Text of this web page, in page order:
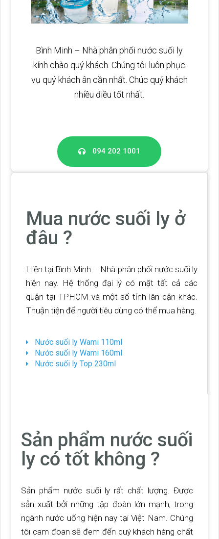
Bình Minh – Nhà phân phối nước suối ly
kính chào quý khách. Chúng tôi luôn phục
vụ quý khách ân cần nhất. Chúc quý khách
nhiều điều tốt nhất.
094 202 1001
Mua nước suối ly ở
đâu ?
Hiện tại Bình Minh – Nhà phân phối nước suối ly
hiện nay. Hệ thống đại lý có mặt tất cả các
quận tại TPHCM và một số tỉnh lân cận khác.
Thuận tiện để người tiêu dùng có thể mua hàng.
Nước suối ly Wami 110ml
Nước suối ly Wami 160ml
Nước suối ly Top 230ml
Sản phẩm nước suối
ly có tốt không ?
Sản phẩm nước suối ly rất chất lượng. Được
sản xuất bởi những tập đoàn lớn mạnh, trong
ngành nước uống hiện nay tại Việt Nam. Chúng
tôi cam đoan sẽ đem đến quý khách hàng chất